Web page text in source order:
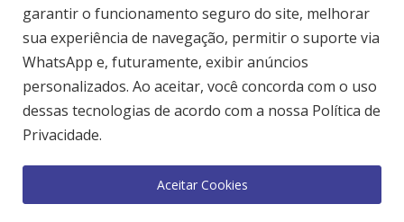
Jornal Folha da Mata Ltda © 2026 - Todos direitos reservados.
Quem Somos
Política de Privacidade
garantir o funcionamento seguro do site, melhorar
sua experiência de navegação, permitir o suporte via
WhatsApp e, futuramente, exibir anúncios
personalizados. Ao aceitar, você concorda com o uso
dessas tecnologias de acordo com a nossa Política de
Privacidade.
Aceitar Cookies